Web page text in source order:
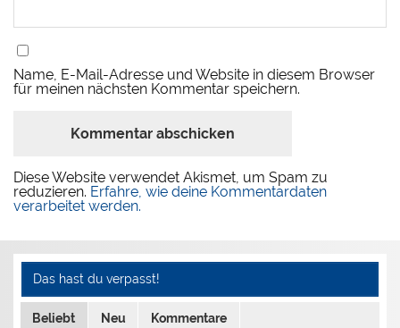
Name, E-Mail-Adresse und Website in diesem Browser
für meinen nächsten Kommentar speichern.
Diese Website verwendet Akismet, um Spam zu
reduzieren. Erfahre, wie deine Kommentardaten
verarbeitet werden.
Das hast du verpasst!
Beliebt Neu Kommentare